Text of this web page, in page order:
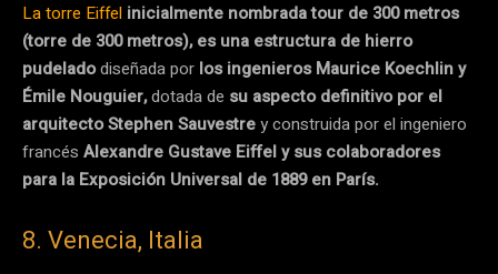
La torre Eiffel inicialmente nombrada tour de 300 metros
(torre de 300 metros), es una estructura de hierro
pudeladodiseñada por los ingenieros Maurice Koechlin y
Émile Nouguier,dotada de su aspecto definitivo por el
arquitecto Stephen Sauvestrey construida por el ingeniero
francés Alexandre Gustave Eiffel y sus colaboradores
para la Exposición Universal de 1889 en París.
8. Venecia, Italia